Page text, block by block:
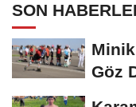
SON
Göz